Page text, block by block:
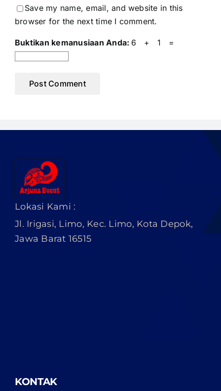
Save my name, email, and website in this
browser for the next time I comment.
Buktikan kemanusiaan Anda: 6 + 1 =
Lokasi Kami :
Jl. Irigasi, Limo, Kec. Limo, Kota Depok,
Jawa Barat 16515
KONTAK